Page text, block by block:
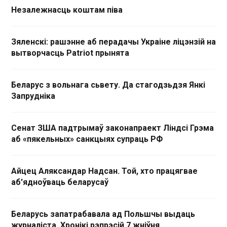
Незалежнасць коштам піва
Зяленскі: рашэнне аб перадачы Украіне ліцэнзій на
вытворчасць Patriot прынята
Беларус з вольнага сьвету. Да стагодзьдзя Янкі
Запрудніка
Сенат ЗША падтрымаў законапраект Ліндсі Грэма
аб «пякельных» санкцыях супраць РФ
Айцец Аляксандар Надсан. Той, хто працягвае
аб'ядноўваць беларусаў
Беларусь запатрабавала ад Польшчы выдаць